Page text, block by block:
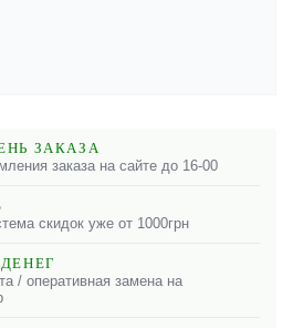
ЗАКАЗА
заказа на сайте до 16-00
скидок уже от 1000грн
/ оперативная замена на